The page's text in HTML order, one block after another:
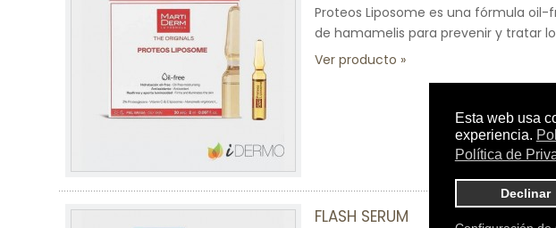
Proteos Liposome es una fórmula
de hamamelis para prevenir y tratar
Ver producto
FLASH SERUM